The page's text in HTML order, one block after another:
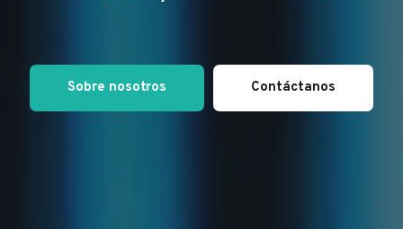
Sobre nosotros Contáctanos